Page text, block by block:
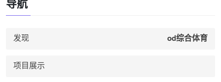
导航
发现 od综合体育
项目展示